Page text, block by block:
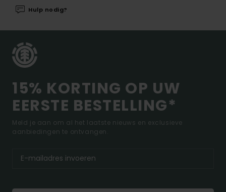
Hulp nodig?
15% KORTING OP UW
EERSTE BESTELLING*
Meld je aan om al het laatste nieuws en exclusieve
aanbiedingen te ontvangen.